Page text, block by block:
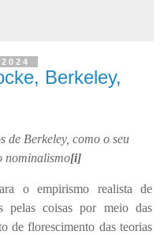
Berkeley,
de Berkeley, como o seu
nominalismo[i]
o empirismo realista de
pelas coisas por meio das
de florescimento das teorias